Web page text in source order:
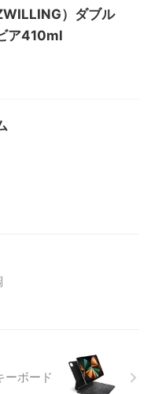
）ダブル
ア410ml
ーボード